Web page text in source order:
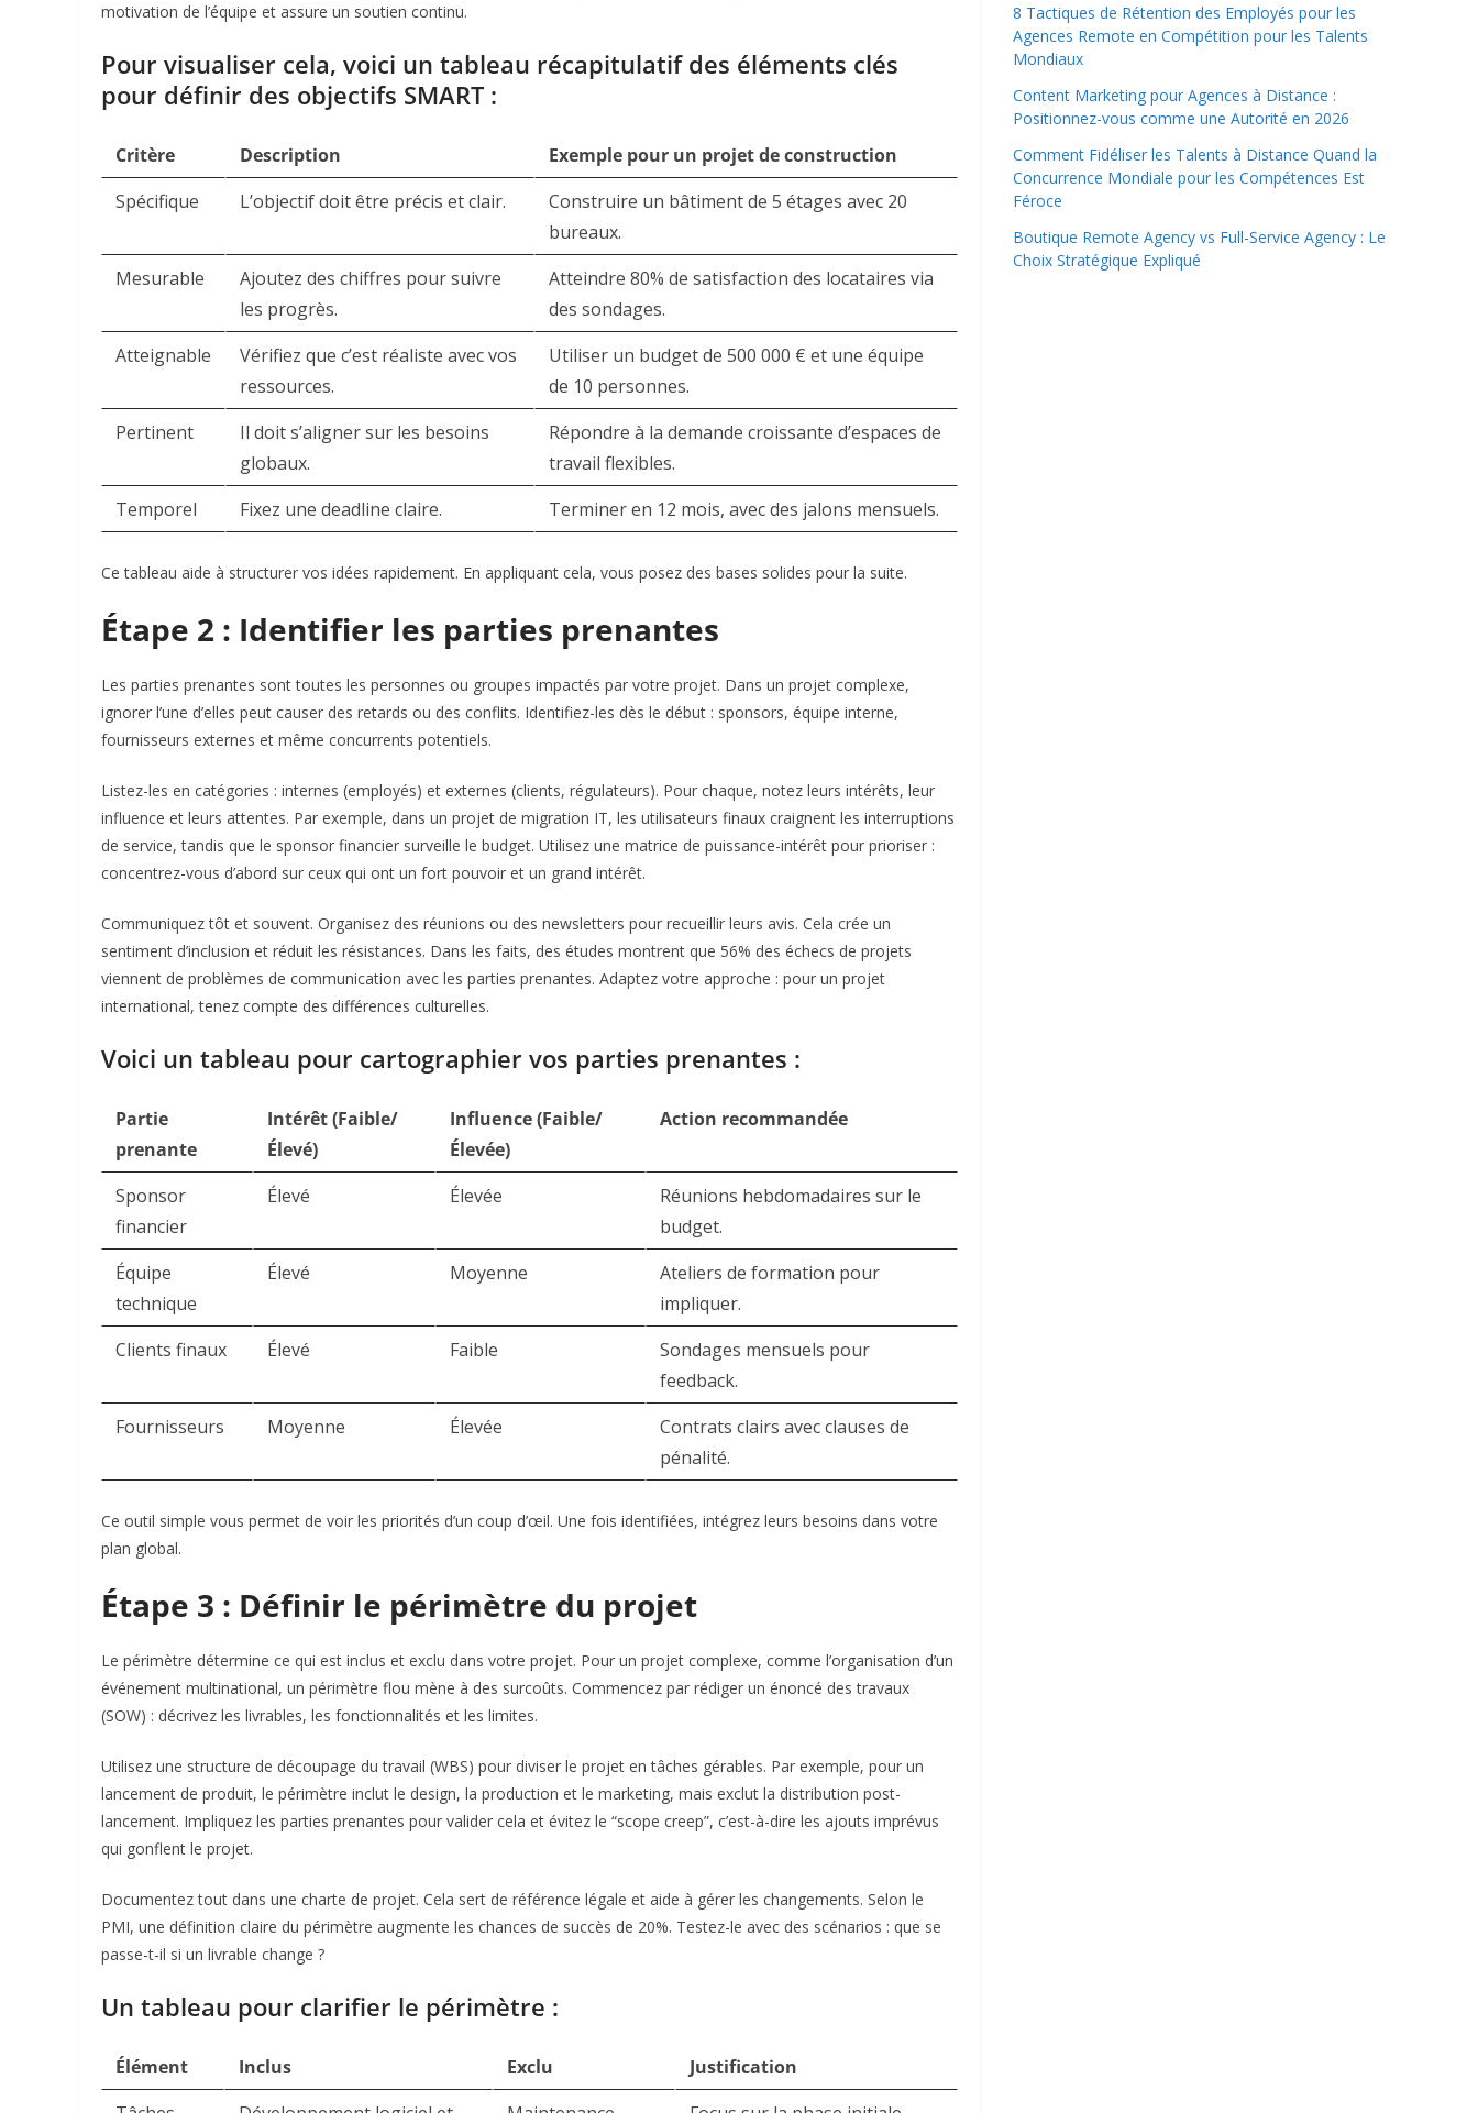
motivation de l’équipe et assure un soutien continu.
Pour visualiser cela, voici un tableau récapitulatif des éléments clés
pour définir des objectifs SMART :
Critère Description
Exemple pour un projet de construction
Spécifique
L’objectif doit être précis et clair.
Construire un bâtiment de 5 étages avec 20
bureaux.
Mesurable
Ajoutez des chiffres pour suivre
les progrès.
Atteindre 80% de satisfaction des locataires via
des sondages.
Atteignable
Vérifiez que c’est réaliste avec vos
ressources.
Utiliser un budget de 500 000 € et une équipe
de 10 personnes.
Pertinent
Il doit s’aligner sur les besoins
globaux.
Répondre à la demande croissante d’espaces de
travail flexibles.
Temporel
Fixez une deadline claire. Terminer en 12 mois, avec des jalons mensuels.
Ce tableau aide à structurer vos idées rapidement. En appliquant cela, vous posez des bases solides pour la suite.​
Étape 2 : Identifier les parties prenantes
Les parties prenantes sont toutes les personnes ou groupes impactés par votre projet. Dans un projet complexe,
ignorer l’une d’elles peut causer des retards ou des conflits. Identifiez-les dès le début : sponsors, équipe interne,
fournisseurs externes et même concurrents potentiels.
Listez-les en catégories : internes (employés) et externes (clients, régulateurs). Pour chaque, notez leurs intérêts, leur
influence et leurs attentes. Par exemple, dans un projet de migration IT, les utilisateurs finaux craignent les interruptions
de service, tandis que le sponsor financier surveille le budget. Utilisez une matrice de puissance-intérêt pour prioriser :
concentrez-vous d’abord sur ceux qui ont un fort pouvoir et un grand intérêt.
Communiquez tôt et souvent. Organisez des réunions ou des newsletters pour recueillir leurs avis. Cela crée un
sentiment d’inclusion et réduit les résistances. Dans les faits, des études montrent que 56% des échecs de projets
viennent de problèmes de communication avec les parties prenantes. Adaptez votre approche : pour un projet
international, tenez compte des différences culturelles.​
Voici un tableau pour cartographier vos parties prenantes :
Partie
prenante
Intérêt (Faible/
Élevé)
Influence (Faible/
Élevée)
Action recommandée
Sponsor
financier
Élevé Élevée
Réunions hebdomadaires sur le
budget.
Équipe
technique
Élevé Moyenne
Ateliers de formation pour
impliquer.
Clients finaux
Élevé Faible
Sondages mensuels pour
feedback.
Fournisseurs
Moyenne Élevée
Contrats clairs avec clauses de
pénalité.
Ce outil simple vous permet de voir les priorités d’un coup d’œil. Une fois identifiées, intégrez leurs besoins dans votre
plan global.​
Étape 3 : Définir le périmètre du projet
Le périmètre détermine ce qui est inclus et exclu dans votre projet. Pour un projet complexe, comme l’organisation d’un
événement multinational, un périmètre flou mène à des surcoûts. Commencez par rédiger un énoncé des travaux
(SOW) : décrivez les livrables, les fonctionnalités et les limites.
Utilisez une structure de découpage du travail (WBS) pour diviser le projet en tâches gérables. Par exemple, pour un
lancement de produit, le périmètre inclut le design, la production et le marketing, mais exclut la distribution post-
lancement. Impliquez les parties prenantes pour valider cela et évitez le “scope creep”, c’est-à-dire les ajouts imprévus
qui gonflent le projet.
Documentez tout dans une charte de projet. Cela sert de référence légale et aide à gérer les changements. Selon le
PMI, une définition claire du périmètre augmente les chances de succès de 20%. Testez-le avec des scénarios : que se
passe-t-il si un livrable change ?​
Un tableau pour clarifier le périmètre :
Élément Inclus Exclu
Justification
8 Tactiques de Rétention des Employés pour les
Agences Remote en Compétition pour les Talents
Mondiaux
Content Marketing pour Agences à Distance :
Positionnez-vous comme une Autorité en 2026
Comment Fidéliser les Talents à Distance Quand la
Concurrence Mondiale pour les Compétences Est
Féroce
Boutique Remote Agency vs Full-Service Agency : Le
Choix Stratégique Expliqué